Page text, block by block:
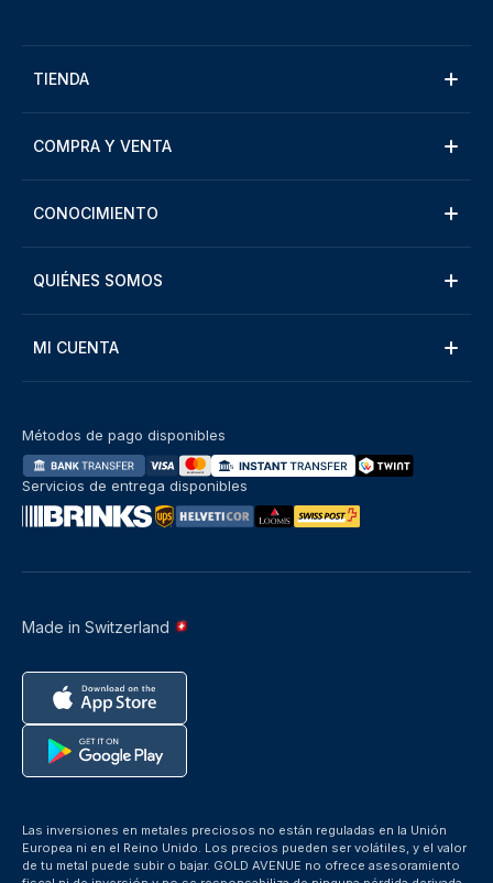
TIENDA
COMPRA Y VENTA
CONOCIMIENTO
QUIÉNES SOMOS
MI CUENTA
Made in Switzerland
Métodos de pago disponibles
Servicios de entrega disponibles
Las inversiones en metales preciosos no están reguladas en la Unión
Europea ni en el Reino Unido. Los precios pueden ser volátiles, y el valor
de tu metal puede subir o bajar. GOLD AVENUE no ofrece asesoramiento